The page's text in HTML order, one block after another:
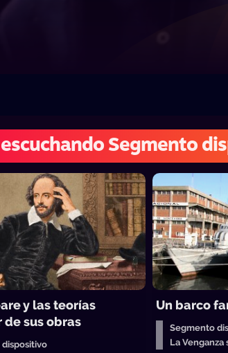
Segmento
y las teorías
sus obras
Un barco
Segmento
La